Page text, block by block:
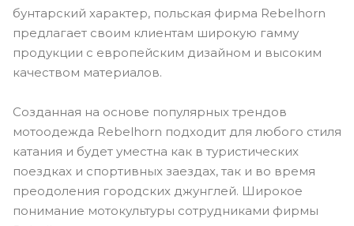
бунтарский характер, польская фирма Rebelhorn
предлагает своим клиентам широкую гамму
продукции с европейским дизайном и высоким
качеством материалов.
Созданная на основе популярных трендов
мотоодежда Rebelhorn подходит для любого стиля
катания и будет уместна как в туристических
поездках и спортивных заездах, так и во время
преодоления городских джунглей. Широкое
понимание мотокультуры сотрудниками фирмы